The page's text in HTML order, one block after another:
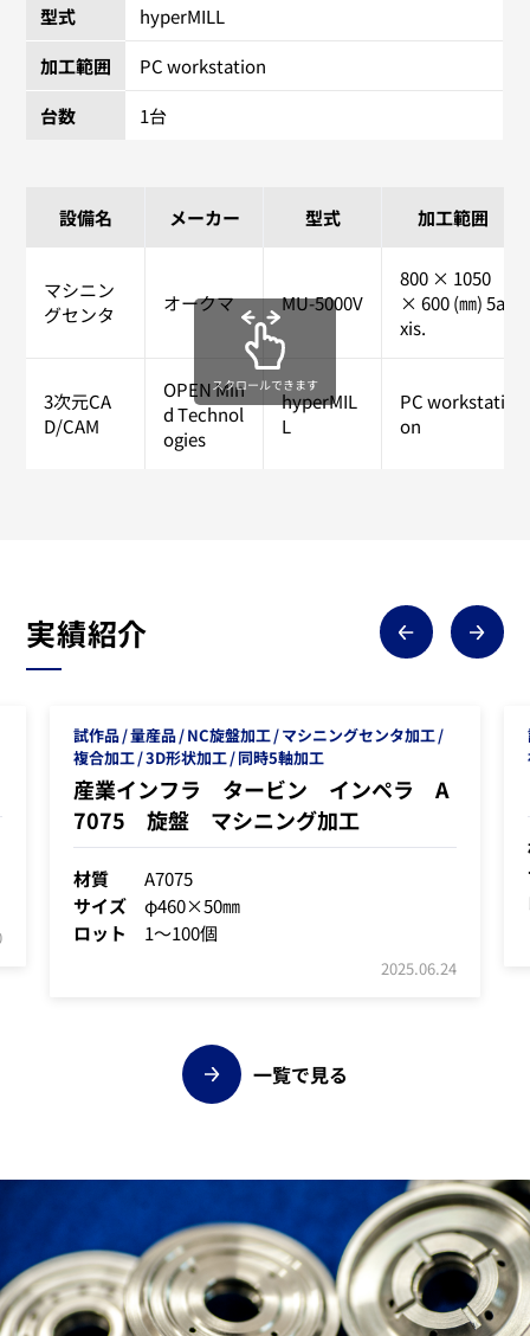
型式
hyperMILL
加工範囲
PC workstation
台数
1台
設備名 メーカー 型式 加工範囲
マシニン
グセンタ
オークマ MU-5000V
800 × 1050
× 600 (㎜) 5a
xis.
3次元CA
D/CAM
OPEN Min
d Technol
ogies
hyperMIL
L
PC workstati
on
スクロールできます
実績紹介
試作品 量産品 NC旋盤加工 マシニングセンタ加工
複合加工 3D形状加工 同時5軸加工
産業インフラ タービン インペラ A
7075 旋盤 マシニング加工
材質
A7075
サイズ
φ460×50㎜
ロット
1～100個
2025.06.24
一覧で見る